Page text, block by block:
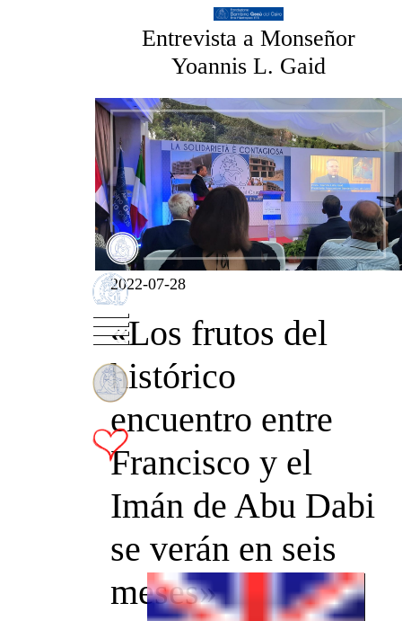
Entrevista a Monseñor
Yoannis L. Gaid
2022-07-28
«Los frutos del
histórico
encuentro entre
Francisco y el
Imán de Abu Dabi
se verán en seis
meses»